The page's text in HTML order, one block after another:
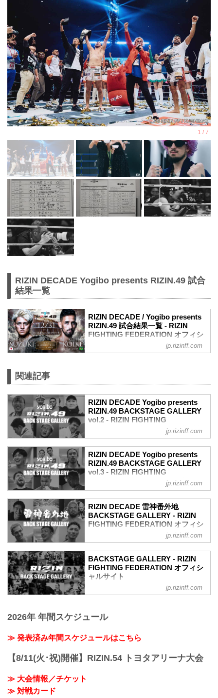
RIZIN DECADE Yogibo presents RIZIN.49 試合
結果一覧
RIZIN DECADE / Yogibo presents
RIZIN.49 試合結果一覧 - RIZIN
FIGHTING FEDERATION オフィシ
RIZIN MMAルール：5分 3R（66.0kg）
（LOSE）鈴木千裕 vs. クレベル・コイケ
（WIN）
3R 判定（3-0）
≫ 試合結果詳細
第13試合／堀口恭司 vs. エンカジムー
ロ・ズールー
フライ級タイトルマッチ
RIZIN MMAルール：5分 3R（57.0kg）
（WIN）堀口恭司 vs. エンカジムーロ・
ズールー（LOSE）
第12試合／ホベルト・サトシ...
jp.rizinff.com
関連記事
RIZIN DECADE Yogibo presents
RIZIN.49 BACKSTAGE GALLERY
vol.2 - RIZIN FIGHTING
FEDERATION オフィシャルサイト
収めた「BACKSTAGE GALLERY」
第11試合／伊澤星花 vs. ルシア・アプデ
ルガリム
第10試合／元谷友貴 vs. 秋元強真
第10試合／元谷友貴 vs. 秋元強真11
第9試合／久保優太 vs. ラジャブアリ・シ
ェイドゥラエフ
第9試合／久保優太 vs. ラジャブアリ・シ
ェイドゥラエフ14
第8試合／YA-MAN vs. カルシャガ・ダウ
トベック
第8試合／YA-MAN vs. カル...
jp.rizinff.com
RIZIN DECADE Yogibo presents
RIZIN.49 BACKSTAGE GALLERY
vol.3 - RIZIN FIGHTING
FEDERATION オフィシャルサイト
収めた「BACKSTAGE GALLERY」
オープニングセレモニー
オープニングセレモニー5
第5試合／神龍誠 vs. ホセ・トーレス9
第4試合／矢地祐介 vs. 桜庭大世
第4試合／矢地祐介 vs. 桜庭大世15
第3試合／武田光司 vs. 新居すぐる
第3試合／武田光司 vs. 新居すぐる14
第2試合／貴賢神 vs. エドポロキング
第2試合／貴賢神 vs. エドポロキング13
jp.rizinff.com
RIZIN DECADE 雷神番外地
BACKSTAGE GALLERY - RIZIN
FIGHTING FEDERATION オフィシ
収めた「BACKSTAGE GALLERY」
第7試合／安保瑠輝也 vs. シナ・カリミア
ン
第6試合／細川一颯 vs. 宇佐美正パトリッ
第5試合／野田蒼 vs. 篠塚辰樹
第4試合／冨澤大智 vs. 三浦孝太
jp.rizinff.com
BACKSTAGE GALLERY - RIZIN
FIGHTING FEDERATION オフィシ
ャルサイト
BACKSTAGE GALLERY の記事一覧 - 格
イジン ファイティング フェデレーショ
いきます。
jp.rizinff.com
2026年 年間スケジュール
≫ 発表済み年間スケジュールはこちら
【8/11(火･祝)開催】RIZIN.54 トヨタアリーナ大会
≫ 大会情報／チケット
≫ 対戦カード